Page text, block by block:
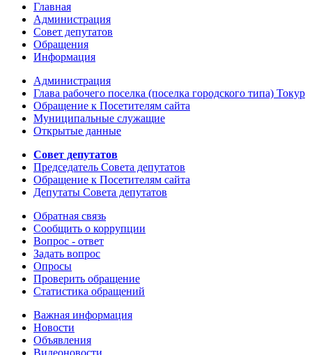
Главная
Администрация
Совет депутатов
Обращения
Информация
Администрация
Глава рабочего поселка (поселка городского типа) Токур
Обращение к Посетителям сайта
Муниципальные служащие
Открытые данные
Совет депутатов
Председатель Совета депутатов
Обращение к Посетителям сайта
Депутаты Совета депутатов
Обратная связь
Сообщить о коррупции
Вопрос - ответ
Задать вопрос
Опросы
Проверить обращение
Статистика обращений
Важная информация
Новости
Объявления
Видеоновости